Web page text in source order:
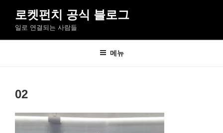
로
로켓펀치 공식 블로그
일로 연결되는 사람들
메뉴
02